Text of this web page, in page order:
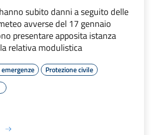
subito danni a seguito delle
avverse del 17 gennaio
presentare apposita istanza
relativa modulistica
Protezione civile